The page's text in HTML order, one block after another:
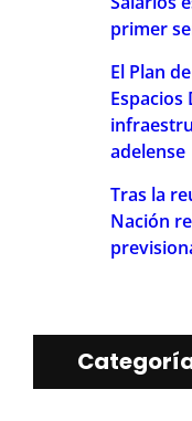
primer
El Plan
adelense
Tras la
Nación